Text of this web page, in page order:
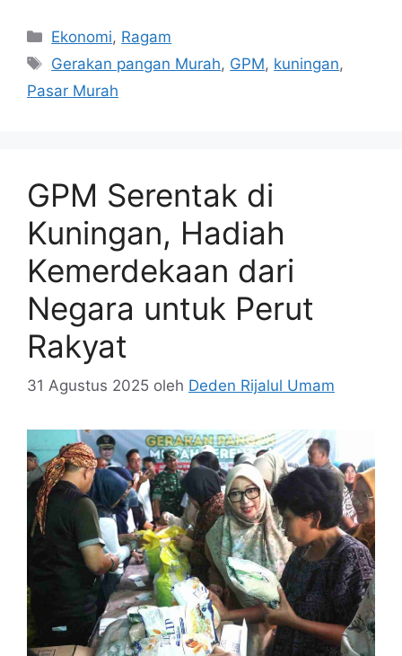
Kategori
Ekonomi, Ragam
Tag
Gerakan pangan Murah, GPM, kuningan,
Pasar Murah
GPM Serentak di
Kuningan, Hadiah
Kemerdekaan dari
Negara untuk Perut
Rakyat
31 Agustus 2025 oleh Deden Rijalul Umam